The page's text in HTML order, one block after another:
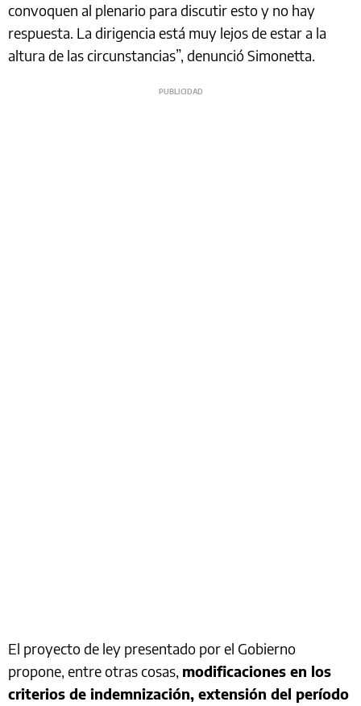
convoquen al plenario para discutir esto y no hay
respuesta. La dirigencia está muy lejos de estar a la
altura de las circunstancias”, denunció Simonetta.
El proyecto de ley presentado por el Gobierno
propone, entre otras cosas, modificaciones en los
criterios de indemnización, extensión del período